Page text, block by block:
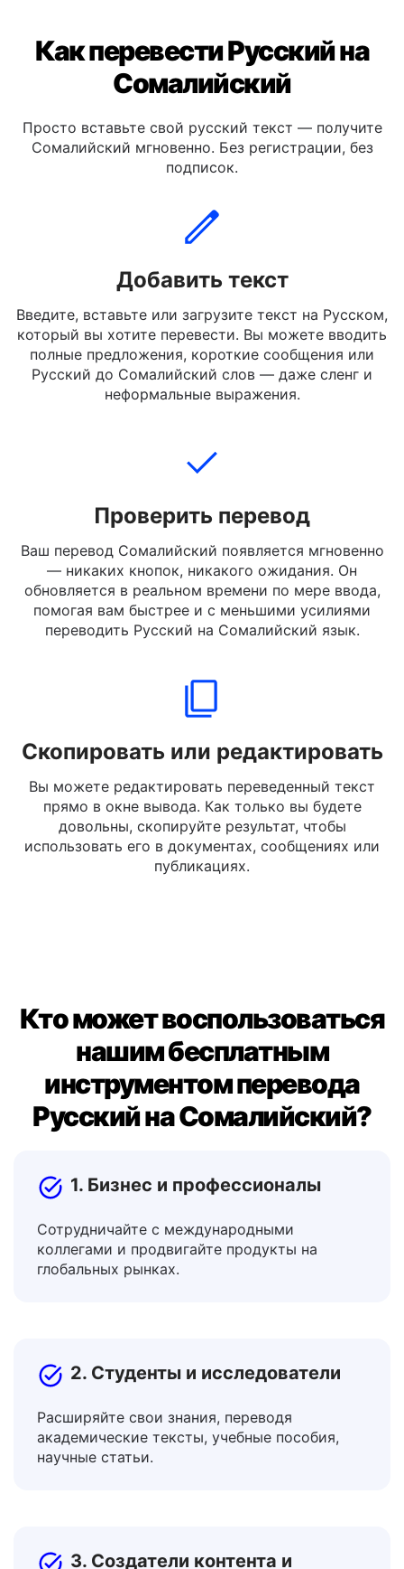
Как перевести Русский на
Сомалийский
Просто вставьте свой русский текст — получите
подписок.
Добавить текст
Введите, вставьте или загрузите текст на Русском,
который вы хотите перевести. Вы можете вводить
полные предложения, короткие сообщения или
Проверить перевод
Ваш перевод Сомалийский появляется мгновенно
— никаких кнопок, никакого ожидания. Он
обновляется в реальном времени по мере ввода,
переводить Русский на Сомалийский язык.
Скопировать или редактировать
Вы можете редактировать переведенный текст
прямо в окне вывода. Как только вы будете
довольны, скопируйте результат, чтобы
Кто может воспользоваться
нашим бесплатным
инструментом перевода
1. Бизнес и профессионалы
Сотрудничайте с международными
2. Студенты и исследователи
Расширяйте свои знания, переводя